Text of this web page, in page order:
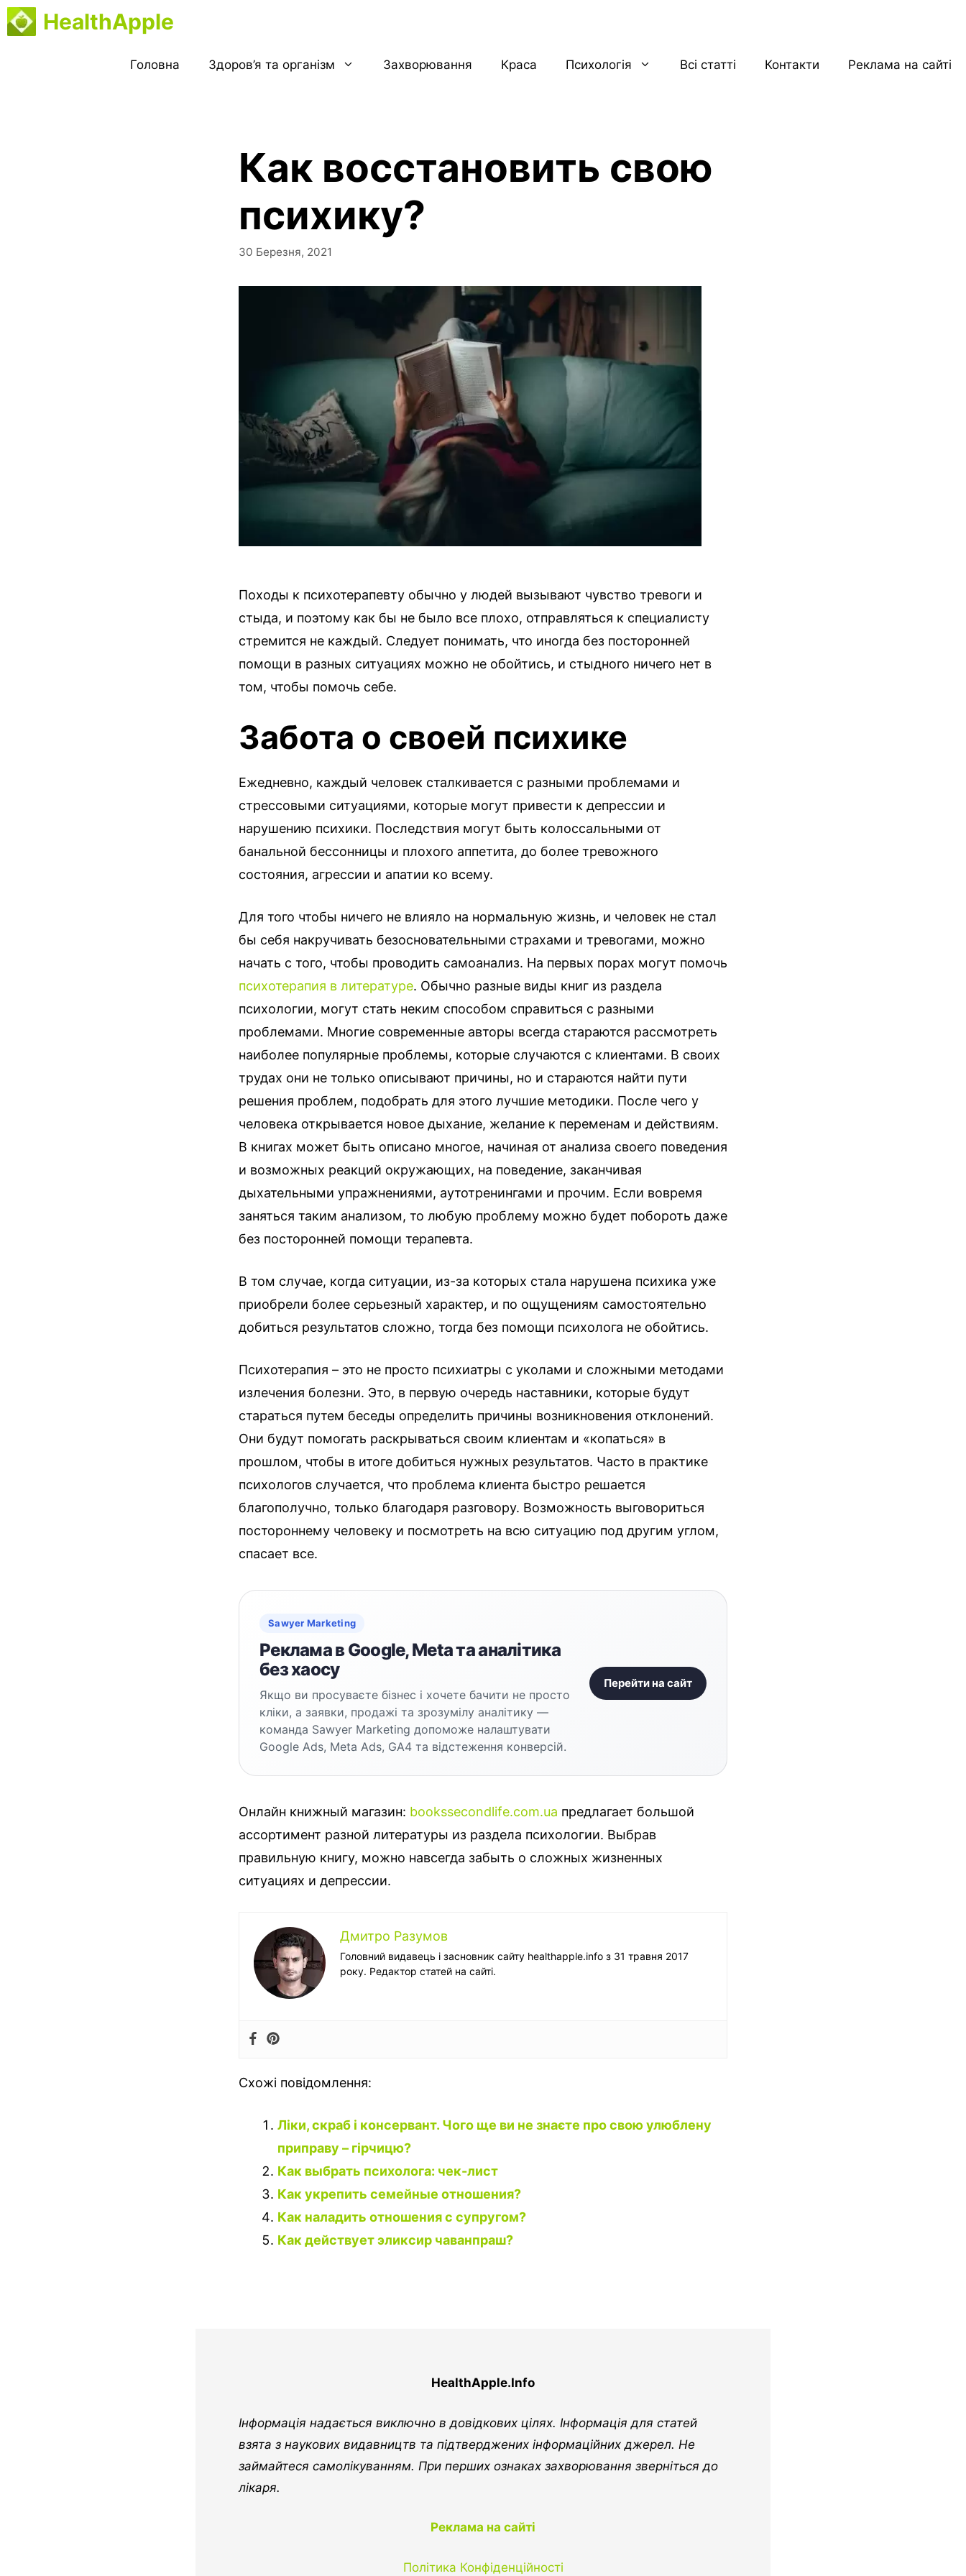
Перейти
до
HealthApple
Головна Здоров’я та організм Захворювання Краса Психологія Всі статті Контакти Реклама на сайті
Как восстановить свою
психику?
30 Березня, 2021
Походы к психотерапевту обычно у людей вызывают чувство тревоги и
стыда, и поэтому как бы не было все плохо, отправляться к специалисту
стремится не каждый. Следует понимать, что иногда без посторонней
помощи в разных ситуациях можно не обойтись, и стыдного ничего нет в
том, чтобы помочь себе.
Забота о своей психике
Ежедневно, каждый человек сталкивается с разными проблемами и
стрессовыми ситуациями, которые могут привести к депрессии и
нарушению психики. Последствия могут быть колоссальными от
банальной бессонницы и плохого аппетита, до более тревожного
состояния, агрессии и апатии ко всему.
Для того чтобы ничего не влияло на нормальную жизнь, и человек не стал
бы себя накручивать безосновательными страхами и тревогами, можно
начать с того, чтобы проводить самоанализ. На первых порах могут помочь
психотерапия в литературе. Обычно разные виды книг из раздела
психологии, могут стать неким способом справиться с разными
проблемами. Многие современные авторы всегда стараются рассмотреть
наиболее популярные проблемы, которые случаются с клиентами. В своих
трудах они не только описывают причины, но и стараются найти пути
решения проблем, подобрать для этого лучшие методики. После чего у
человека открывается новое дыхание, желание к переменам и действиям.
В книгах может быть описано многое, начиная от анализа своего поведения
и возможных реакций окружающих, на поведение, заканчивая
дыхательными упражнениями, аутотренингами и прочим. Если вовремя
заняться таким анализом, то любую проблему можно будет побороть даже
без посторонней помощи терапевта.
В том случае, когда ситуации, из-за которых стала нарушена психика уже
приобрели более серьезный характер, и по ощущениям самостоятельно
добиться результатов сложно, тогда без помощи психолога не обойтись.
Психотерапия – это не просто психиатры с уколами и сложными методами
излечения болезни. Это, в первую очередь наставники, которые будут
стараться путем беседы определить причины возникновения отклонений.
Они будут помогать раскрываться своим клиентам и «копаться» в
прошлом, чтобы в итоге добиться нужных результатов. Часто в практике
психологов случается, что проблема клиента быстро решается
благополучно, только благодаря разговору. Возможность выговориться
постороннему человеку и посмотреть на всю ситуацию под другим углом,
спасает все.
Sawyer Marketing
Реклама в Google, Meta та аналітика
без хаосу
Якщо ви просуваєте бізнес і хочете бачити не просто
кліки, а заявки, продажі та зрозумілу аналітику —
команда Sawyer Marketing допоможе налаштувати
Google Ads, Meta Ads, GA4 та відстеження конверсій.
Перейти на сайт
Онлайн книжный магазин: bookssecondlife.com.ua предлагает большой
ассортимент разной литературы из раздела психологии. Выбрав
правильную книгу, можно навсегда забыть о сложных жизненных
ситуациях и депрессии.
Дмитро Разумов
Головний видавець і засновник сайту healthapple.info з 31 травня 2017
року. Редактор статей на сайті.
Схожі повідомлення:
Ліки, скраб і консервант. Чого ще ви не знаєте про свою улюблену
приправу – гірчицю?
Как выбрать психолога: чек-лист
Как укрепить семейные отношения?
Как наладить отношения с супругом?
Как действует эликсир чаванпраш?
HealthApple.Info
Інформація надається виключно в довідкових цілях. Інформація для статей
взята з наукових видавництв та підтверджених інформаційних джерел. Не
займайтеся самолікуванням. При перших ознаках захворювання зверніться до
лікаря.
Реклама на сайті
Політика Конфіденційності